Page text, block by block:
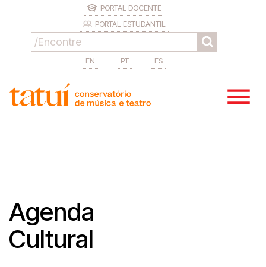
PORTAL DOCENTE
PORTAL ESTUDANTIL
EN PT ES
Agenda
Cultural